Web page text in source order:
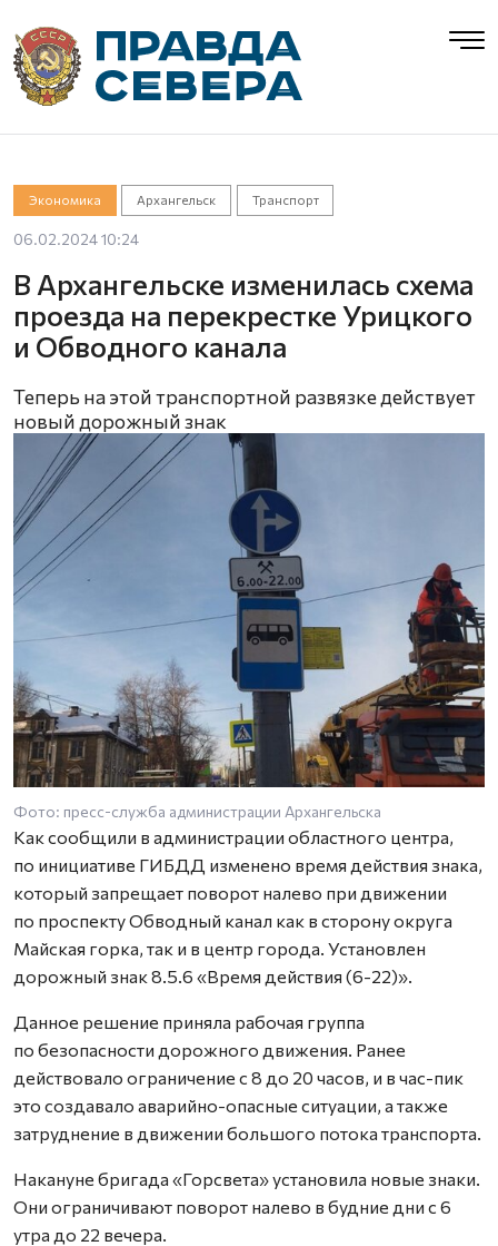
Экономика Архангельск Транспорт
06.02.2024 10:24
В Архангельске изменилась схема
проезда на перекрестке Урицкого
и Обводного канала
Теперь на этой транспортной развязке действует
новый дорожный знак
Фото: пресс-служба администрации Архангельска
Как сообщили в администрации областного центра,
по инициативе ГИБДД изменено время действия знака,
который запрещает поворот налево при движении
по проспекту Обводный канал как в сторону округа
Майская горка, так и в центр города. Установлен
дорожный знак 8.5.6 «Время действия (6-22)».
Данное решение приняла рабочая группа
по безопасности дорожного движения. Ранее
действовало ограничение с 8 до 20 часов, и в час-пик
это создавало аварийно-опасные ситуации, а также
затруднение в движении большого потока транспорта.
Накануне бригада «Горсвета» установила новые знаки.
Они ограничивают поворот налево в будние дни с 6
утра до 22 вечера.